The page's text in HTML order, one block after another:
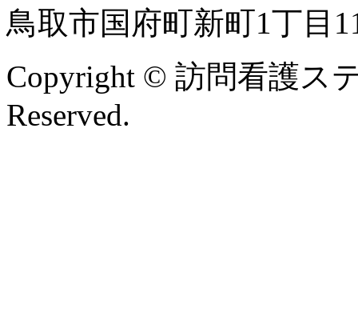
鳥取市国府町新町1丁
Copyright © 訪問看護ス
Reserved.